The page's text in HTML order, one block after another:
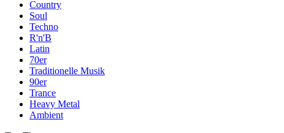
Country
Soul
Techno
R'n'B
Latin
70er
Traditionelle Musik
90er
Trance
Heavy Metal
Ambient